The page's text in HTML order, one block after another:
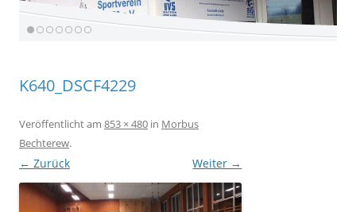
K640_DSCF4229
Veröffentlichtam 853 × 480 in Morbus
Bechterew.
← Zurück Weiter →